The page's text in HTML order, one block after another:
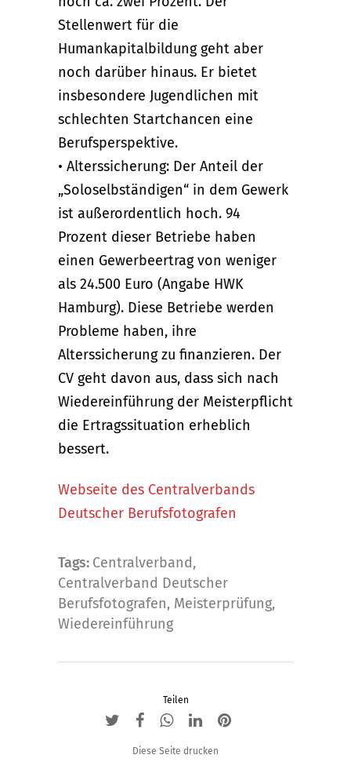
Stellenwert für die
Humankapitalbildung geht aber
noch darüber hinaus. Er bietet
insbesondere Jugendlichen mit
schlechten Startchancen eine
Berufsperspektive.
• Alterssicherung: Der Anteil der
„Soloselbständigen“ in dem Gewerk
ist außerordentlich hoch. 94
Prozent dieser Betriebe haben
einen Gewerbeertrag von weniger
als 24.500 Euro (Angabe HWK
Hamburg). Diese Betriebe werden
Probleme haben, ihre
Alterssicherung zu finanzieren. Der
CV geht davon aus, dass sich nach
Wiedereinführung der Meisterpflicht
die Ertragssituation erheblich
bessert.
Webseite des Centralverbands
Deutscher Berufsfotografen
Tags: Centralverband,
Centralverband Deutscher
Berufsfotografen, Meisterprüfung,
Wiedereinführung
Teilen
Diese Seite drucken